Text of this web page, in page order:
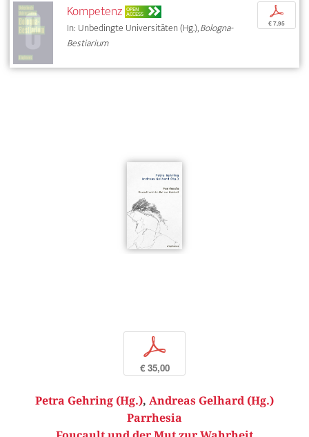
Kompetenz OPEN
ACCESS
In: Unbedingte Universitäten (Hg.),Bologna-
Bestiarium
p
€ 7,95
p
€ 35,00
Petra Gehring (Hg.), Andreas Gelhard (Hg.)
Parrhesia